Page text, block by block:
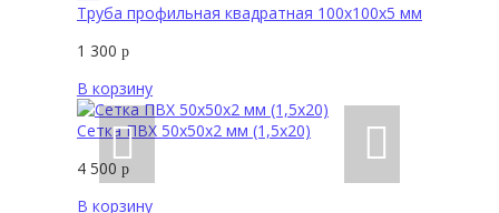
Труба профильная квадратная 100х100х5 мм
1 300 р
В корзину
Сетка ПВХ 50х50х2 мм (1,5х20)
4 500 р
В корзину